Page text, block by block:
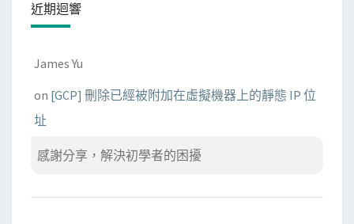
近期迴響
James Yu
on [GCP] 刪除已經被附加在虛擬機器上的靜態 IP 位
址
感謝分享，解決初學者的困擾